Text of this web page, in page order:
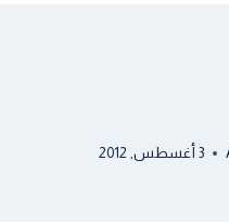
3 أغسطس, 2012